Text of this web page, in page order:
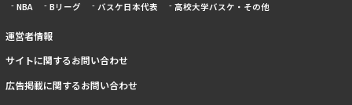
NBA Bリーグ バスケ日本代表 高校大学バスケ・その他
運営者情報
サイトに関するお問い合わせ
広告掲載に関するお問い合わせ